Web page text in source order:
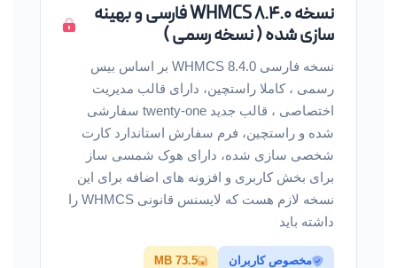
نسخه WHMCS 8.4.0 فارسی و بهینه
سازی شده ( نسخه رسمی )
نسخه فارسی WHMCS 8.4.0 بر اساس بیس
رسمی ، کاملا راستچین، دارای قالب مدیریت
اختصاصی ، قالب جدید twenty-one سفارشی
شده و راستچین، فرم سفارش استاندارد کارت
شخصی سازی شده، دارای هوک شمسی ساز
برای بخش کاربری و افزونه های اضافه برای این
نسخه لازم هست که لایسنس قانونی WHMCS را
داشته باید
مخصوص کاربران 73.5 MB